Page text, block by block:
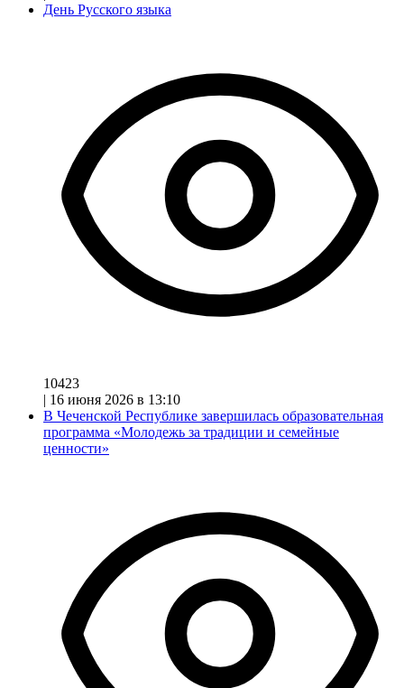
День Русского языка
10423
| 16 июня 2026 в 13:10
В Чеченской Республике завершилась образовательная
программа «Молодежь за традиции и семейные
ценности»